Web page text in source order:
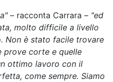
– racconta Carrara – "ed
molto difficile a livello
Non è stato facile trovare
prove corte e quelle
ottimo lavoro con il
come sempre. Siamo